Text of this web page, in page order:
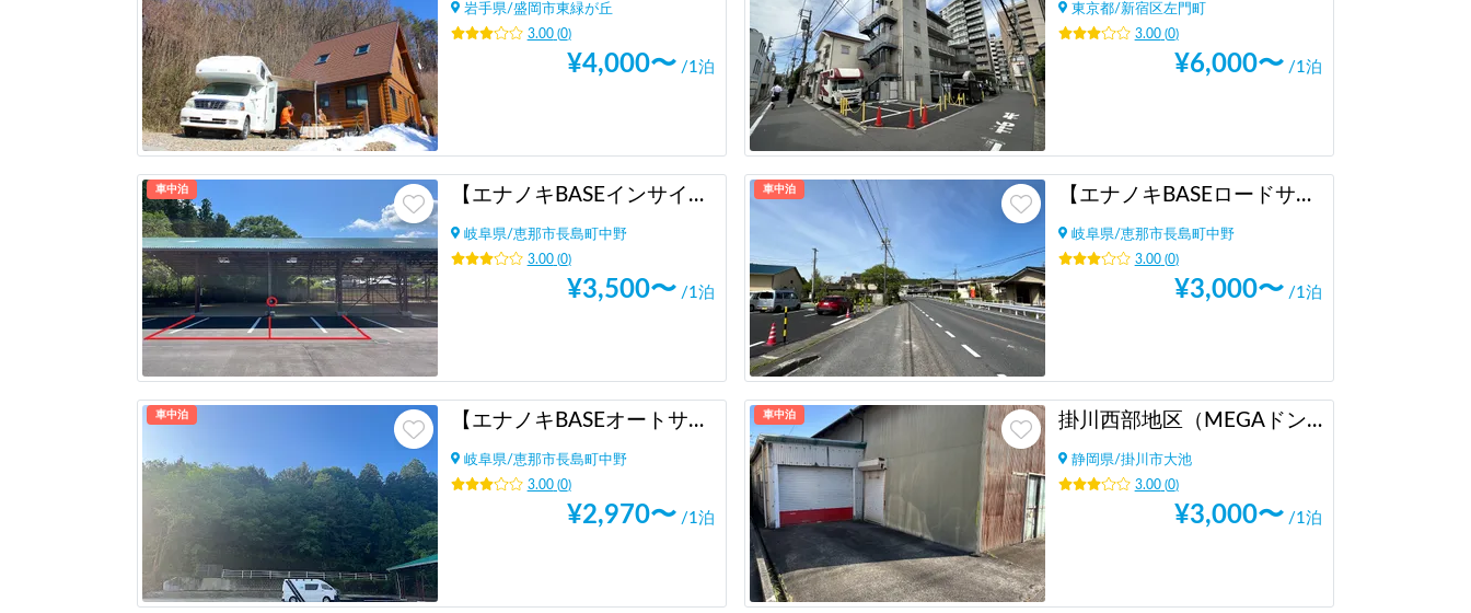
岩手県/盛岡市東緑が丘
3.00(0)
¥4,000〜 /1泊
東京都/新宿区左門町
3.00(0)
¥6,000〜 /1泊
車中泊 【エナノキBASEインサイド】アウトドア・車中泊デビュー大歓迎！！/NEW OPENにつき施設は新品です/BBQ/オフ会・貸し切りぜひご相談下さい！/恵那市ICからスグです！
岐阜県/恵那市長島町中野
3.00(0)
¥3,500〜 /1泊
車中泊 【エナノキBASEロードサイド】アウトドア・車中泊デビュー大歓迎！！/NEW OPENにつき施設は新品です/BBQ/オフ会・貸し切りぜひご相談下さい！/恵那市ICからスグです！
岐阜県/恵那市長島町中野
3.00(0)
¥3,000〜 /1泊
車中泊 【エナノキBASEオートサイト】アウトドア・車中泊デビュー大歓迎！！BBQ/オフ会・貸し切りぜひご相談下さい！/舗装駐車場併設のテント泊/恵那ICからスグ
岐阜県/恵那市長島町中野
3.00(0)
¥2,970〜 /1泊
車中泊 掛川西部地区（MEGAドン・キホーテ掛川近く）
静岡県/掛川市大池
3.00(0)
¥3,000〜 /1泊